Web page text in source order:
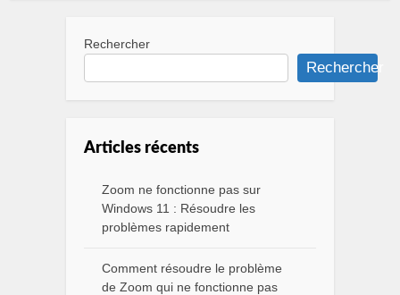
Rechercher
Rechercher
Articles récents
Zoom ne fonctionne pas sur
Windows 11 : Résoudre les
problèmes rapidement
Comment résoudre le problème
de Zoom qui ne fonctionne pas